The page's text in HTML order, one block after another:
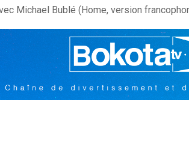
Michael Bublé (Home, version